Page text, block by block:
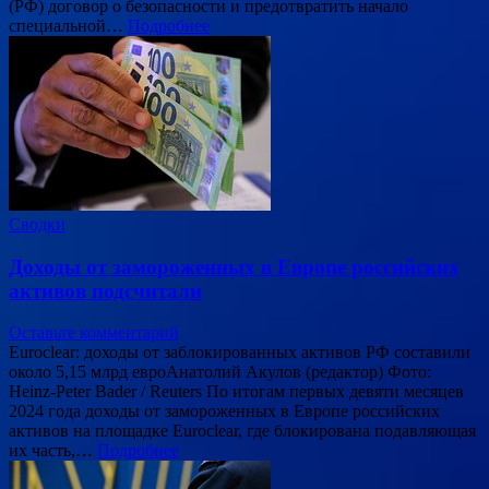
(РФ) договор о безопасности и предотвратить начало
специальной… Подробнее
Сводки
Доходы от замороженных в Европе российских
активов подсчитали
Оставьте комментарий
Euroclear: доходы от заблокированных активов РФ составили
около 5,15 млрд евроАнатолий Акулов (редактор) Фото:
Heinz-Peter Bader / Reuters По итогам первых девяти месяцев
2024 года доходы от замороженных в Европе российских
активов на площадке Euroclear, где блокирована подавляющая
их часть,… Подробнее